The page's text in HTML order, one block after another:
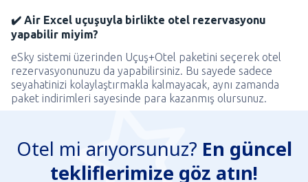
✔️ Air Excel uçuşuyla birlikte otel rezervasyonu
yapabilir miyim?
eSky sistemi üzerinden Uçuş+Otel paketini seçerek otel
rezervasyonunuzu da yapabilirsiniz. Bu sayede sadece
seyahatinizi kolaylaştırmakla kalmayacak, aynı zamanda
paket indirimleri sayesinde para kazanmış olursunuz.
Otel mi arıyorsunuz? En güncel
tekliflerimize göz atın!